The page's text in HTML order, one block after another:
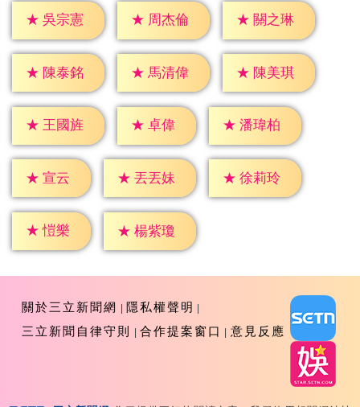
★ 吳宗憲 ★ 周杰倫 ★ 關之琳
★ 陳泰銘 ★ 馬清偉 ★ 陳美琪
★ 王國旌 ★ 卓偉 ★ 潘瑋柏
★ 宣云 ★ 丟丟妹 ★ 徐莉玲
★ 愷樂 ★ 楊紫瓊
關於三立新聞網
隱私權聲明
三立新聞自律守則
合作提案窗口 意見反應